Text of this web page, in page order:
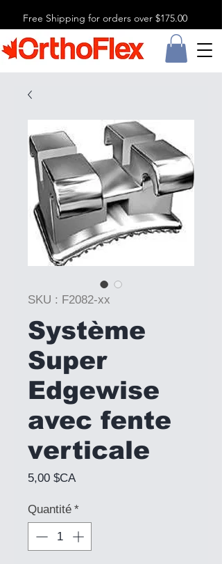
Free Shipping for orders over $175.00
SKU : F2082-xx
Système
Super
Edgewise
avec fente
verticale
5,00 $CAPrix
Quantité *